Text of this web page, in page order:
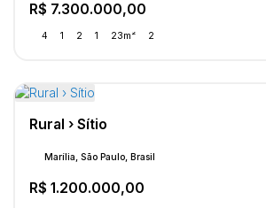
R$ 7.300.000,00
4 1 2 1 23m² 2
Rural › Sítio
R$ 1.200.000,00
Marília, São Paulo, Brasil